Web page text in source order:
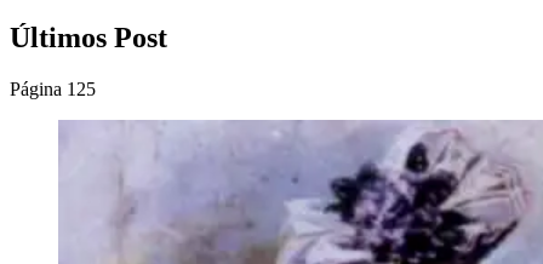
Últimos Post
Página 125